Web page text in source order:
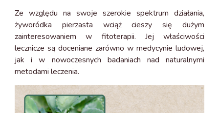
Ze względu na swoje szerokie spektrum działania,
żyworódka pierzasta wciąż cieszy się dużym
zainteresowaniem w fitoterapii. Jej właściwości
lecznicze są doceniane zarówno w medycynie ludowej,
jak i w nowoczesnych badaniach nad naturalnymi
metodami leczenia.